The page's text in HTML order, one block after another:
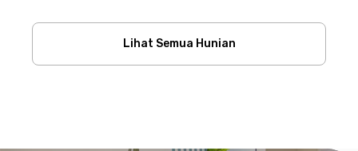
Lihat Semua Hunian